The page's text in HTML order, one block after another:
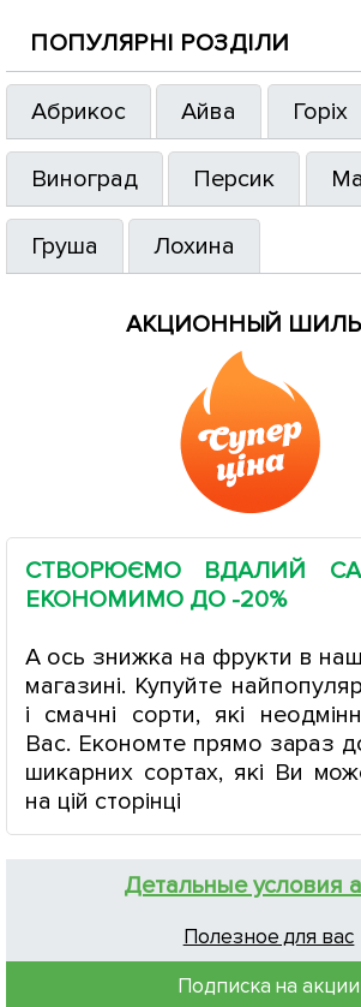
ПОПУЛЯРНІ РОЗДІЛИ
Абрикос Айва Горіх
Виноград Персик
Груша Лохина
АКЦИОННЫЙ
СТВОРЮЄМО ВДАЛИЙ
ЕКОНОМИМО ДО -20%
А ось знижка на фрукти в
магазині. Купуйте
і смачні сорти, які
Вас. Економте прямо зараз
шикарних сортах, які Ви
на цій сторінці
Детальные условия
Полезное для вас
Подписка на акции